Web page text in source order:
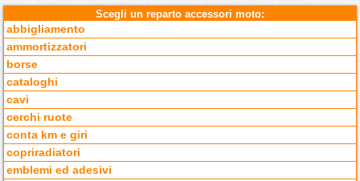
Scegli un reparto accessori moto:
abbigliamento
ammortizzatori
borse
cataloghi
cavi
cerchi ruote
conta km e giri
copriradiatori
emblemi ed adesivi